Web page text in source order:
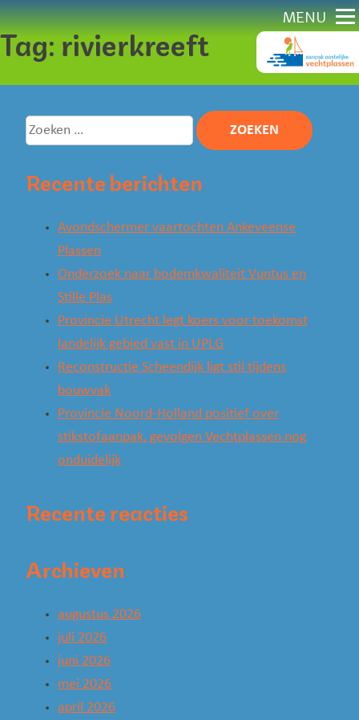
naar
content
MENU
Tag: rivierkreeft
Zoeken
naar:
Recente berichten
Avondschermer vaartochten Ankeveense
Plassen
Onderzoek naar bodemkwaliteit Vuntus en
Stille Plas
Provincie Utrecht legt koers voor toekomst
landelijk gebied vast in UPLG
Reconstructie Scheendijk ligt stil tijdens
bouwvak
Provincie Noord-Holland positief over
stikstofaanpak, gevolgen Vechtplassen nog
onduidelijk
Recente reacties
Archieven
augustus 2026
juli 2026
juni 2026
mei 2026
april 2026